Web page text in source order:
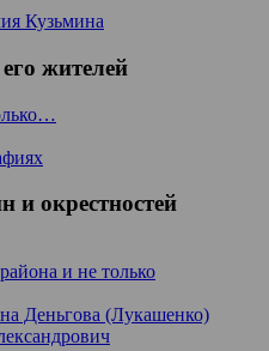
Кузьмина
жителей
и окрестностей
и не только
Деньгова (Лукашенко)